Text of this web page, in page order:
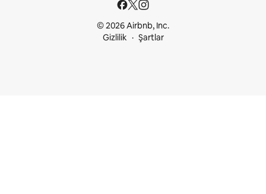
© 2026 Airbnb, Inc.
Gizlilik
Şartlar